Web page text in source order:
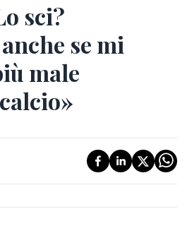
sci?
se mi
male